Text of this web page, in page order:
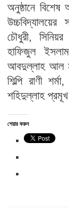
অনুষ্ঠানে বিশেষ
চৌধুরী,
হাফিজুল ইসলাম
আবদুল্লাহ আল
শিল্পি রাণী
শহিদুল্লাহ
শেয়ার করুন